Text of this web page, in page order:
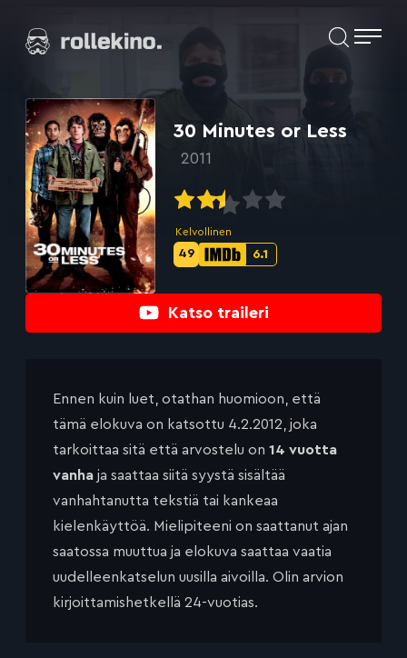
suoraan
Elokuvat ja elokuva-arviot | Rollekino.fi
jälkeen.
Katso traileri
30 Minutes or Less
2011
Kelvollinen
IMDb-
6.1
Metascore-
49
Ennen kuin luet, otathan huomioon, että
tämä elokuva on katsottu 4.2.2012, joka
tarkoittaa sitä että arvostelu on 14 vuotta
vanha ja saattaa siitä syystä sisältää
vanhahtanutta tekstiä tai kankeaa
kielenkäyttöä. Mielipiteeni on saattanut ajan
saatossa muuttua ja elokuva saattaa vaatia
uudelleenkatselun uusilla aivoilla. Olin arvion
kirjoittamishetkellä 24-vuotias.